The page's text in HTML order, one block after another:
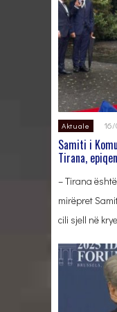
Aktuale
Samiti i
Tirana,
– Tirana
mirëpret
cili sjell në